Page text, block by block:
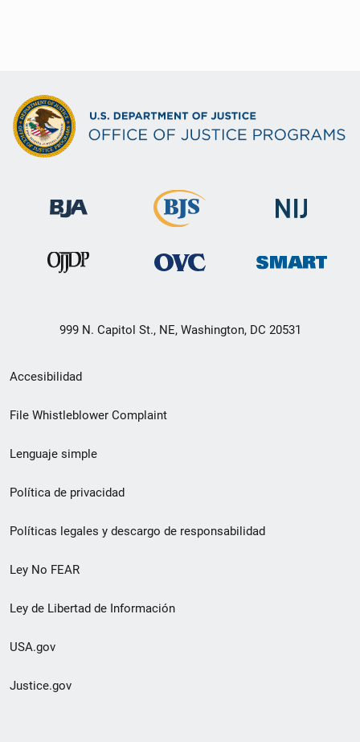
999 N. Capitol St., NE, Washington, DC 20531
Menú
de
de
pie
de
página
Accesibilidad
File Whistleblower Complaint
Lenguaje simple
Política de privacidad
Políticas legales y descargo de responsabilidad
Ley No FEAR
Ley de Libertad de Información
USA.gov
Justice.gov